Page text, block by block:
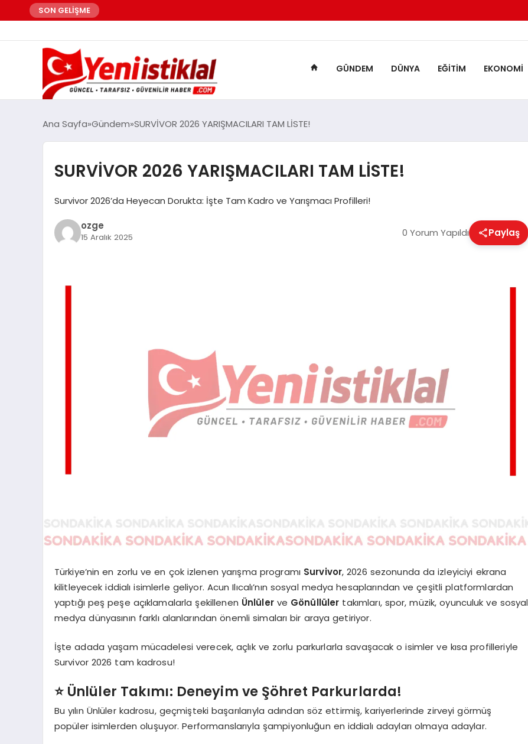
SON GELİŞME
GÜNDEM DÜNYA EĞITIM EKONOMI
Ana Sayfa Gündem SURVİVOR 2026 YARIŞMACILARI TAM LİSTE!
SURVİVOR 2026 YARIŞMACILARI TAM LİSTE!
Survivor 2026’da Heyecan Dorukta: İşte Tam Kadro ve Yarışmacı Profilleri!
ozge
15 Aralık 2025 0 Yorum Yapıldı Paylaş
Türkiye’nin en zorlu ve en çok izlenen yarışma programı Survivor, 2026 sezonunda da izleyiciyi ekrana
kilitleyecek iddialı isimlerle geliyor. Acun Ilıcalı’nın sosyal medya hesaplarından ve çeşitli platformlardan
yaptığı peş peşe açıklamalarla şekillenen Ünlülerve Gönüllüler takımları, spor, müzik, oyunculuk ve sosyal
medya dünyasının farklı alanlarından önemli simaları bir araya getiriyor.
İşte adada yaşam mücadelesi verecek, açlık ve zorlu parkurlarla savaşacak o isimler ve kısa profilleriyle
Survivor 2026 tam kadrosu!
⭐️ Ünlüler Takımı: Deneyim ve Şöhret Parkurlarda!
Bu yılın Ünlüler kadrosu, geçmişteki başarılarıyla adından söz ettirmiş, kariyerlerinde zirveyi görmüş
popüler isimlerden oluşuyor. Performanslarıyla şampiyonluğun en iddialı adayları olmaya adaylar.